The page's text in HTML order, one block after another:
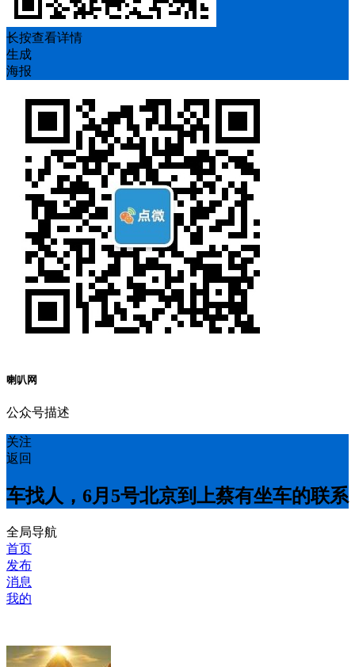
长按查看详情
生成
海报
喇叭网
公众号描述
关注
返回
车找人，6月5号北京到上蔡有坐车的联系
全局导航
首页
发布
消息
我的